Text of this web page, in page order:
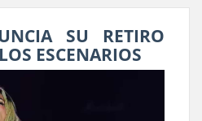
SU RETIRO
ESCENARIOS